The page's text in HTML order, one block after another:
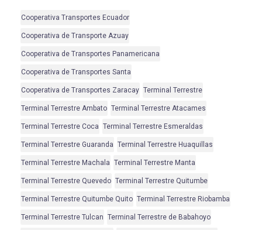
Cooperativa Transportes Ecuador
Cooperativa de Transporte Azuay
Cooperativa de Transportes Panamericana
Cooperativa de Transportes Santa
Cooperativa de Transportes Zaracay Terminal Terrestre
Terminal Terrestre Ambato Terminal Terrestre Atacames
Terminal Terrestre Coca Terminal Terrestre Esmeraldas
Terminal Terrestre Guaranda Terminal Terrestre Huaquillas
Terminal Terrestre Machala Terminal Terrestre Manta
Terminal Terrestre Quevedo Terminal Terrestre Quitumbe
Terminal Terrestre Quitumbe Quito Terminal Terrestre Riobamba
Terminal Terrestre Tulcan Terminal Terrestre de Babahoyo